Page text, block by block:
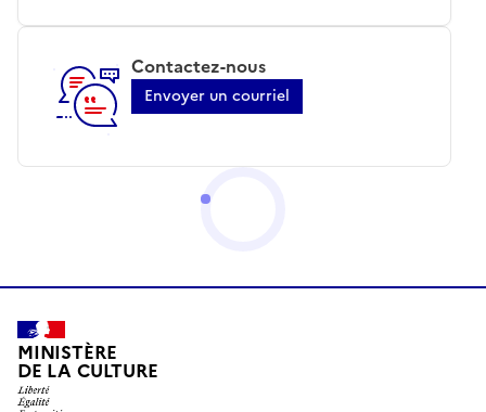
Contactez-nous
Envoyer un courriel
MINISTÈRE
DE LA CULTURE